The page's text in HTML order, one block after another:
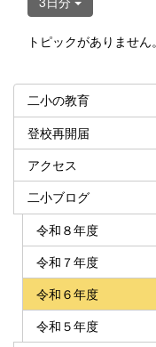
トピックがありません。
二小の教育
登校再開届
アクセス
二小ブログ
令和８年度
令和７年度
令和６年度
令和５年度